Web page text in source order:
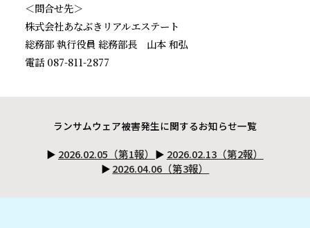
＜問合せ先＞
株式会社あなぶきリアルエステート
総務部 執行役員 総務部長 山本 和弘
電話 087-811-2877
ランサムウェア被害発生に関するお知らせ一覧
2026.02.05（第1報）
2026.02.13（第2報）
2026.04.06（第3報）